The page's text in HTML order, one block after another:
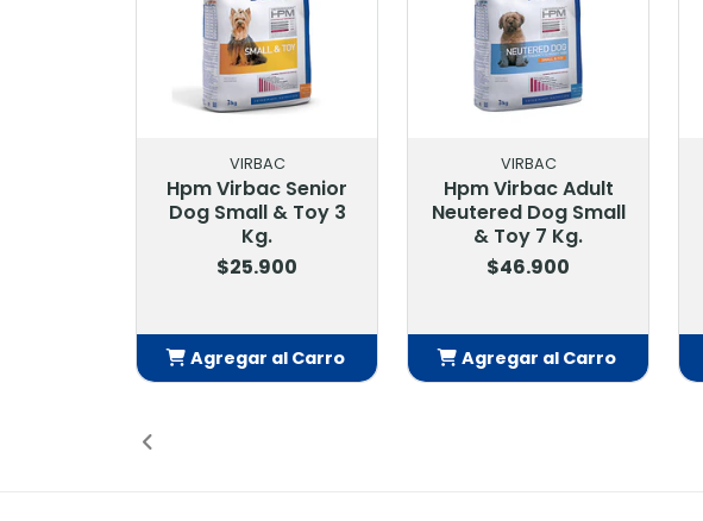
VIRBAC
Hpm Virbac Senior
Dog Small & Toy 3
Kg.
$25.900
Agregar al Carro
VIRBAC
Hpm Virbac Adult
Neutered Dog Small
& Toy 7 Kg.
$46.900
Agregar al Carro